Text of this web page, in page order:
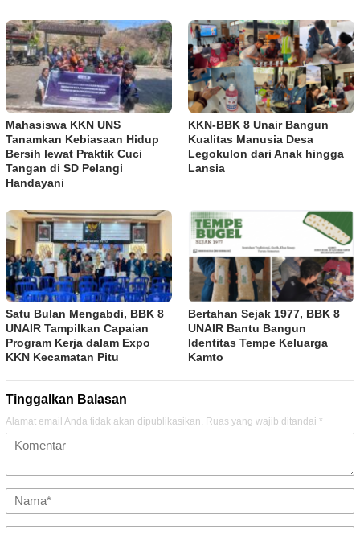
Mahasiswa KKN UNS
Tanamkan Kebiasaan Hidup
Bersih lewat Praktik Cuci
Tangan di SD Pelangi
Handayani
KKN-BBK 8 Unair Bangun
Kualitas Manusia Desa
Legokulon dari Anak hingga
Lansia
Satu Bulan Mengabdi, BBK 8
UNAIR Tampilkan Capaian
Program Kerja dalam Expo
KKN Kecamatan Pitu
Bertahan Sejak 1977, BBK 8
UNAIR Bantu Bangun
Identitas Tempe Keluarga
Kamto
Tinggalkan Balasan
Alamat email Anda tidak akan dipublikasikan. Ruas yang wajib ditandai *